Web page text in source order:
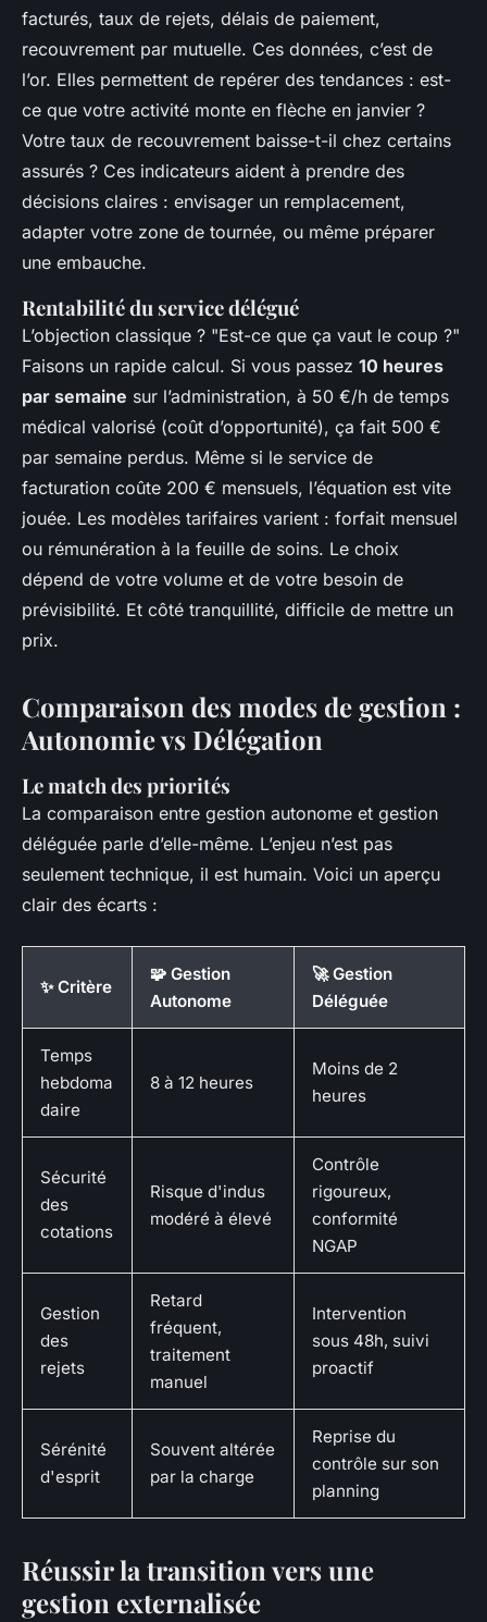
facturés, taux de rejets, délais de paiement,
recouvrement par mutuelle. Ces données, c’est de
l’or. Elles permettent de repérer des tendances : est-
ce que votre activité monte en flèche en janvier ?
Votre taux de recouvrement baisse-t-il chez certains
assurés ? Ces indicateurs aident à prendre des
décisions claires : envisager un remplacement,
adapter votre zone de tournée, ou même préparer
une embauche.
Rentabilité du service délégué
L’objection classique ? "Est-ce que ça vaut le coup ?"
Faisons un rapide calcul. Si vous passez 10 heures
par semaine sur l’administration, à 50 €/h de temps
médical valorisé (coût d’opportunité), ça fait 500 €
par semaine perdus. Même si le service de
facturation coûte 200 € mensuels, l’équation est vite
jouée. Les modèles tarifaires varient : forfait mensuel
ou rémunération à la feuille de soins. Le choix
dépend de votre volume et de votre besoin de
prévisibilité. Et côté tranquillité, difficile de mettre un
prix.
Comparaison des modes de gestion :
Autonomie vs Délégation
Le match des priorités
La comparaison entre gestion autonome et gestion
déléguée parle d’elle-même. L’enjeu n’est pas
seulement technique, il est humain. Voici un aperçu
clair des écarts :
✨ Critère
🧩 Gestion
Autonome
🚀 Gestion
Déléguée
Temps
hebdoma
daire
8 à 12 heures
Moins de 2
heures
Sécurité
des
cotations
Risque d'indus
modéré à élevé
Contrôle
rigoureux,
conformité
NGAP
Gestion
des
rejets
Retard
fréquent,
traitement
manuel
Intervention
sous 48h, suivi
proactif
Sérénité
d'esprit
Souvent altérée
par la charge
Reprise du
contrôle sur son
planning
Réussir la transition vers une
gestion externalisée